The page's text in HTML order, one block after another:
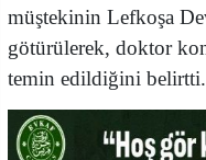
müştekinin Lefkoşa
götürülerek, doktor
temin edildiğini belirtti.